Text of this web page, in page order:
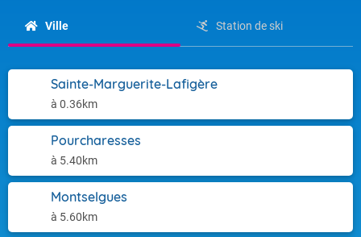
Ville Station de ski
Sainte-Marguerite-Lafigère
à 0.36km
Pourcharesses
à 5.40km
Montselgues
à 5.60km